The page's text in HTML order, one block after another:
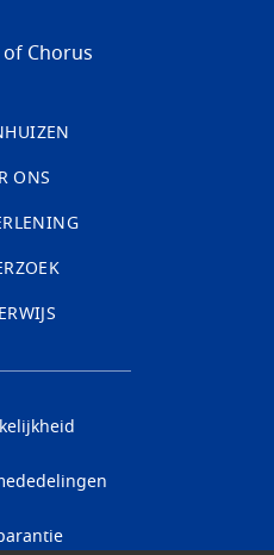
Chorus
ONS